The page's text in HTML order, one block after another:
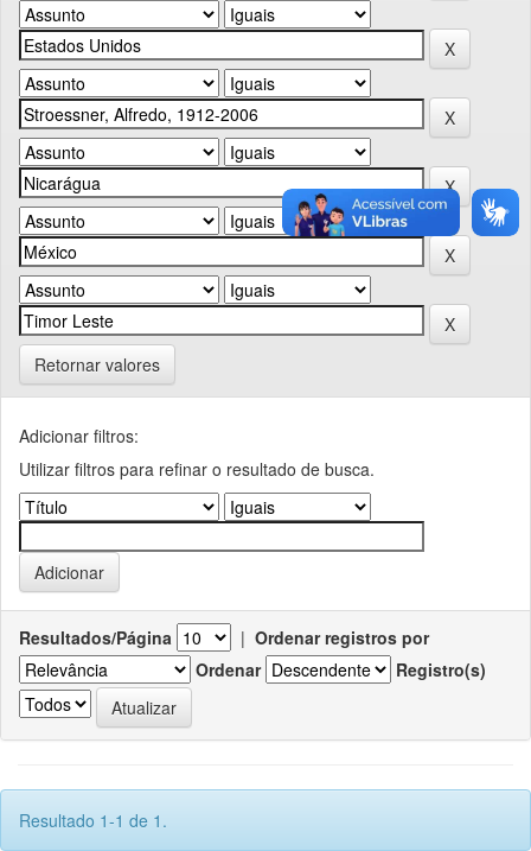
Retornar valores
Adicionar filtros:
Utilizar filtros para refinar o resultado de busca.
Resultados/Página | Ordenar registros por
Ordenar
Registro(s)
Resultado 1-1 de 1.